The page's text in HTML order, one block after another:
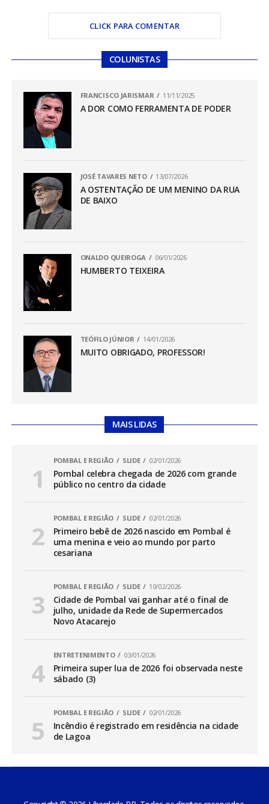
CLICK PARA COMENTAR
COLUNISTAS
FRANCISCO JARISMAR 11/11/2025
A DOR COMO FERRAMENTA DE PODER
JOSÉ TAVARES NETO 13/07/2026
A OSTENTAÇÃO DE UM MENINO DA RUA
DE BAIXO
ONALDO QUEIROGA 06/01/2026
HUMBERTO TEIXEIRA
TEÓFILO JÚNIOR 14/01/2026
MUITO OBRIGADO, PROFESSOR!
MAIS LIDAS
POMBAL E REGIÃO SLIDE 02/01/2026
Pombal celebra chegada de 2026 com grande
público no centro da cidade
POMBAL E REGIÃO SLIDE 02/01/2026
Primeiro bebê de 2026 nascido em Pombal é
uma menina e veio ao mundo por parto
cesariana
POMBAL E REGIÃO SLIDE 10/02/2026
Cidade de Pombal vai ganhar até o final de
julho, unidade da Rede de Supermercados
Novo Atacarejo
ENTRETENIMENTO 03/01/2026
Primeira super lua de 2026 foi observada neste
sábado (3)
POMBAL E REGIÃO SLIDE 02/01/2026
Incêndio é registrado em residência na cidade
de Lagoa